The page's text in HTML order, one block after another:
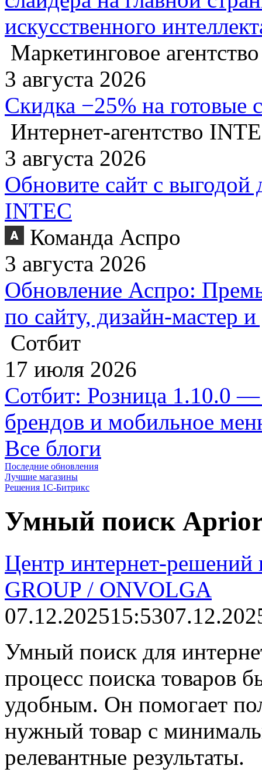
искусственного
Маркетинговое
3 августа 2026
Скидка −25% на готовые
Интернет-агентство
3 августа 2026
Обновите сайт с выгодой
INTEC
Команда Аспро
3 августа 2026
Обновление Аспро:
по сайту, дизайн-мастер
Сотбит
17 июля 2026
Сотбит: Розница 1.10.0 —
брендов и мобильное
Все блоги
Последние обновления
Лучшие магазины
Решения 1С-Битрикс
Умный поиск
Центр интернет-
GROUP / ONVOLGA
07.12.202515:53
Умный поиск для
процесс поиска товаров
удобным. Он помогает
нужный товар с
релевантные результаты.